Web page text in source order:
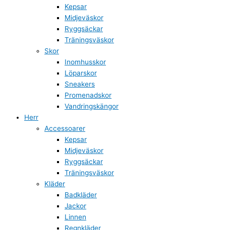
Kepsar
Midjeväskor
Ryggsäckar
Träningsväskor
Skor
Inomhusskor
Löparskor
Sneakers
Promenadskor
Vandringskängor
Herr
Accessoarer
Kepsar
Midjeväskor
Ryggsäckar
Träningsväskor
Kläder
Badkläder
Jackor
Linnen
Regnkläder